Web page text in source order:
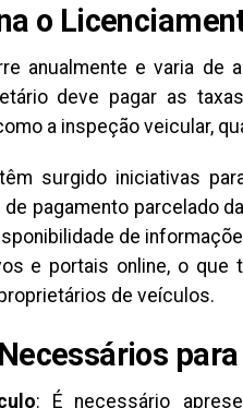
o
anualmente e varia de
deve pagar as
a inspeção veicular,
surgido iniciativas
pagamento parcelado
de
e portais online, o
de veículos.
: É necessário